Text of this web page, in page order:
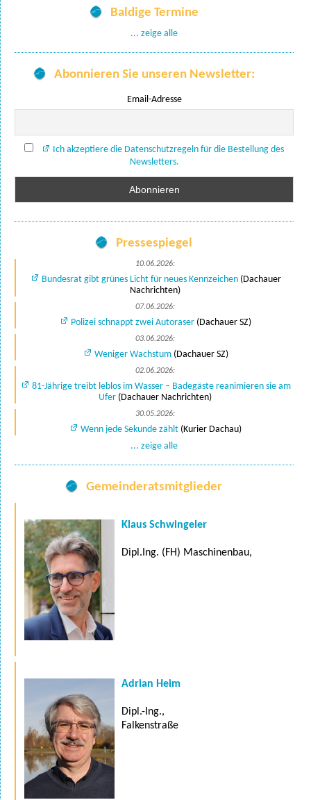
Baldige Termine
... zeige alle
Abonnieren Sie unseren Newsletter:
Email-Adresse
Ich akzeptiere die Datenschutzregeln für die Bestellung des
Newsletters.
Pressespiegel
10.06.2026:
Bundesrat gibt grünes Licht für neues Kennzeichen(Dachauer
Nachrichten)
07.06.2026:
Polizei schnappt zwei Autoraser (Dachauer SZ)
03.06.2026:
Weniger Wachstum(Dachauer SZ)
02.06.2026:
81-Jährige treibt leblos im Wasser – Badegäste reanimieren sie am
Ufer(Dachauer Nachrichten)
30.05.2026:
Wenn jede Sekunde zählt (Kurier Dachau)
... zeige alle
Gemeinderatsmitglieder
Klaus Schwingeler
Dipl.Ing. (FH) Maschinenbau,
Adrian Heim
Dipl.-Ing.,
Falkenstraße